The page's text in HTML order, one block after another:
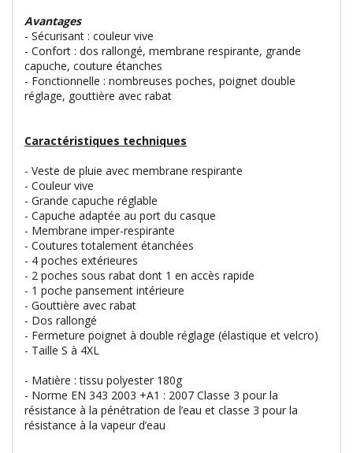
Avantages
- Sécurisant : couleur vive
- Confort : dos rallongé, membrane respirante, grande
capuche, couture étanches
- Fonctionnelle : nombreuses poches, poignet double
réglage, gouttière avec rabat
Caractéristiques techniques
- Veste de pluie avec membrane respirante
- Couleur vive
- Grande capuche réglable
- Capuche adaptée au port du casque
- Membrane imper-respirante
- Coutures totalement étanchées
- 4 poches extérieures
- 2 poches sous rabat dont 1 en accès rapide
- 1 poche pansement intérieure
- Gouttière avec rabat
- Dos rallongé
- Fermeture poignet à double réglage (élastique et velcro)
- Taille S à 4XL
- Matière : tissu polyester 180g
- Norme EN 343 2003 +A1 : 2007 Classe 3 pour la
résistance à la pénétration de l’eau et classe 3 pour la
résistance à la vapeur d’eau